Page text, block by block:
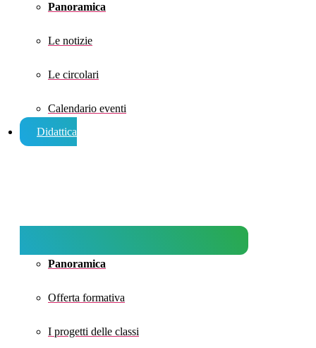
Panoramica
Le notizie
Le circolari
Calendario eventi
Didattica
Panoramica
Offerta formativa
I progetti delle classi